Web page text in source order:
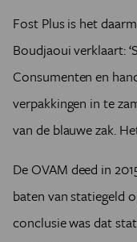
Fost Plus is het
Boudjaoui verklaart:
Consumenten en
verpakkingen in te
van de blauwe zak.
De OVAM deed in
baten van statiegeld
conclusie was dat